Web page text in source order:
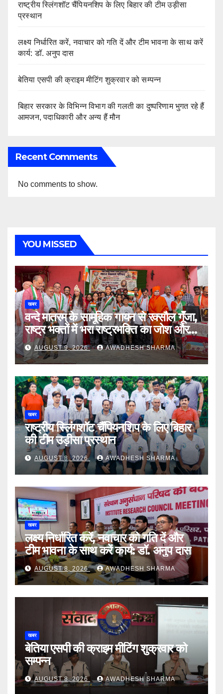
राष्ट्रीय स्लिंगशॉट चैंपियनशिप के लिए बिहार की टीम उड़ीसा
प्रस्थान
लक्ष्य निर्धारित करें, नवाचार को गति दें और टीम भावना के साथ करें
कार्य: डॉ. अनुप दास
बेतिया एसपी की क्राइम मीटिंग शुक्रवार को सम्पन्न
बिहार सरकार के विभिन्न विभाग की गलती का दुष्परिणाम भुगत रहे हैं
आमजन, पदाधिकारी और अन्य हैं मौन
Recent Comments
No comments to show.
YOU MISSED
खबर
वन्दे मातरम् के सामूहिक गायन से रक्सौल गूंँजा,
राष्ट्र भक्तों में भरा राष्ट्रभक्ति का जोश और
उमंगAUGUST 9, 2026 AWADHESH SHARMA
खबर
राष्ट्रीय स्लिंगशॉट चैंपियनशिप के लिए बिहार
की टीम उड़ीसा प्रस्थान
AUGUST 8, 2026 AWADHESH SHARMA
खबर
लक्ष्य निर्धारित करें, नवाचार को गति दें और
टीम भावना के साथ करें कार्य: डॉ. अनुप दास
AUGUST 8, 2026 AWADHESH SHARMA
खबर
बेतिया एसपी की क्राइम मीटिंग शुक्रवार को
सम्पन्न
AUGUST 8, 2026 AWADHESH SHARMA